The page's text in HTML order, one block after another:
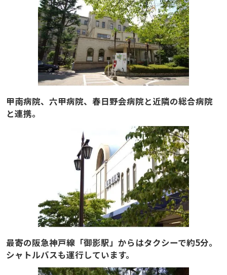
甲南病院、六甲病院、春日野会病院と近隣の総合病院
と連携。
最寄の阪急神戸線「御影駅」からはタクシーで約5分。
シャトルバスも運行しています。